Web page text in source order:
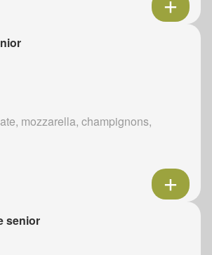
mozzarella, champignons,
senior